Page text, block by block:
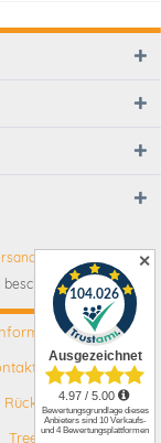
✕
beschrieben
Rückgabe
Tree-Nation